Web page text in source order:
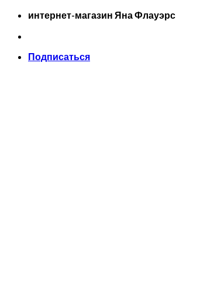
Skip
content
интернет-магазин Яна Флауэрс
Подписаться